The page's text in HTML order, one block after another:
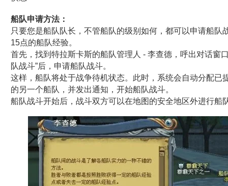
船队申请方法：
只要您是船队队长，不管船队的级别如何，都可以申请船队
15点的船队经验。
首先，找到特拉斯卡斯的船队管理人 - 李查德 ，呼出对话窗
队战斗”后，申请船队战斗。
这样，船队将处于战争待机状态。此时，系统会自动分配已
的另一个船队，并发出通知，开始船队战斗。
船队战斗开始后，战斗双方可以在地图的安全地区外进行船